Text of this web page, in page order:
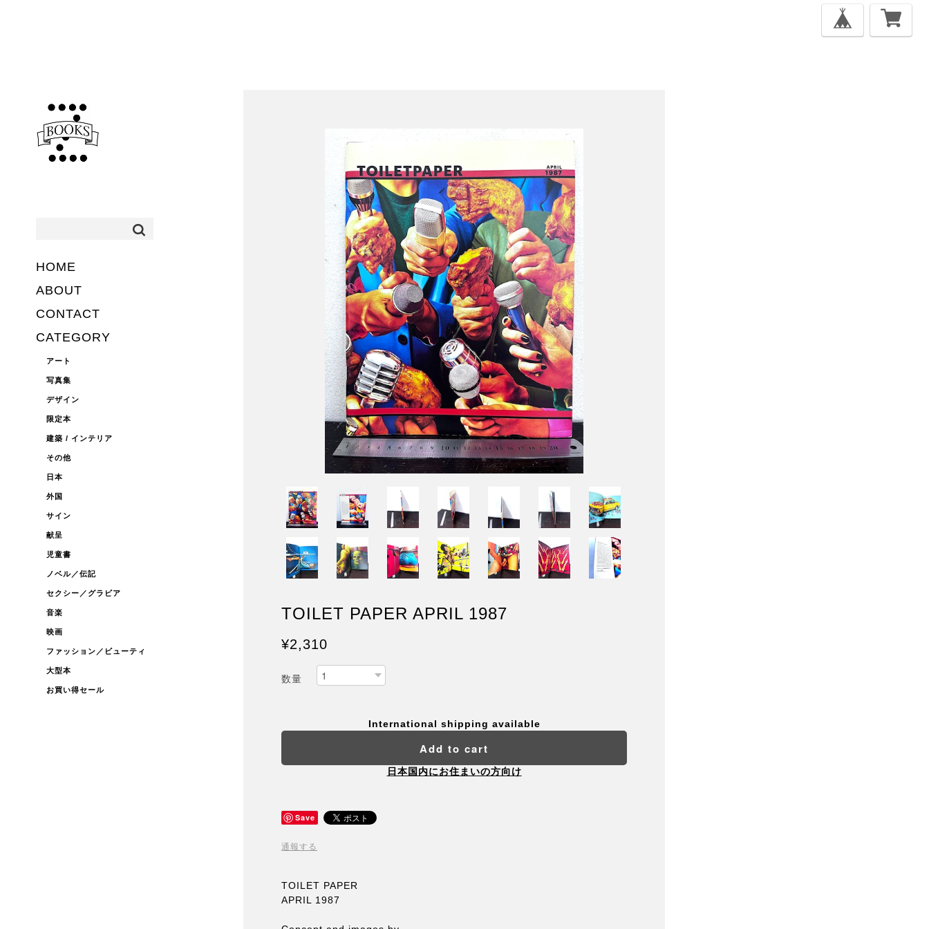
HOME
ABOUT
CONTACT
CATEGORY
アート
写真集
デザイン
限定本
建築 / インテリア
その他
日本
外国
サイン
献呈
児童書
ノベル／伝記
セクシー／グラビア
音楽
映画
ファッション／ビューティ
大型本
お買い得セール
TOILET PAPER APRIL 1987
¥2,310
数量
International shipping available
Add to cart
日本国内にお住まいの方向け
Save
通報する
TOILET PAPER
APRIL 1987